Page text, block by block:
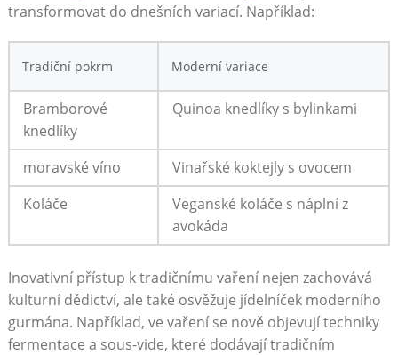
transformovat do dnešních variací. Například:
Tradiční pokrm Moderní variace
Bramborové
knedlíky
Quinoa knedlíky s bylinkami
moravské víno
Vinařské koktejly s ovocem
Koláče
Veganské koláče s náplní z
avokáda
Inovativní přístup k tradičnímu vaření nejen zachovává
kulturní dědictví, ale také osvěžuje jídelníček moderního
gurmána. Například, ve vaření se nově objevují techniky
fermentace a sous-vide, které dodávají tradičním